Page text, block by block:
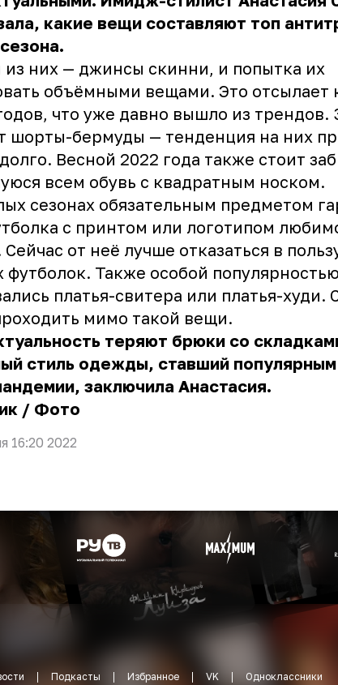
какие вещи составляют топ
них — джинсы скинни, и попытка их
объёмными вещами. Это отсылает
что уже давно вышло из трендов.
шорты-бермуды — тенденция на них
Весной 2022 года также стоит
всем обувь с квадратным носком.
сезонах обязательным предметом
с принтом или логотипом
от неё лучше отказаться в
футболок. Также особой
платья-свитера или платья-худи.
мимо такой вещи.
теряют брюки со
стиль одежды, ставший
заключила Анастасия.
/ Фото
16:20 2022
Подкасты Избранное VK Одноклассники